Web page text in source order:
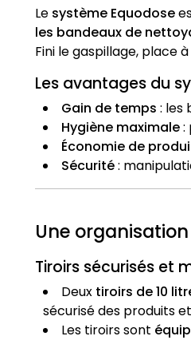
Le système Equodose
les bandeaux de
Fini le gaspillage, place
Les avantages du
Gain de temps : les
Hygiène maximale:
Économie de
Sécurité:
Une
Tiroirs sécurisés et
Deux tiroirs de 10
sécurisé des produits
Les tiroirs sont